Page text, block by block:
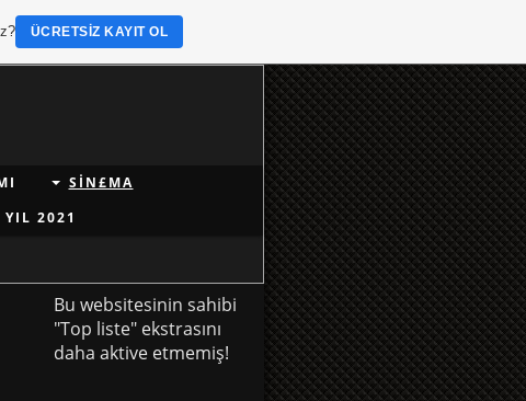
SİN£MA
YIL 2021
Bu websitesinin sahibi
"Top liste" ekstrasını
daha aktive etmemiş!
ÜCRETSIZ KAYIT OL